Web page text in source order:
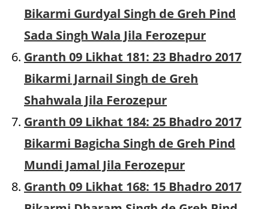
Bikarmi Gurdyal Singh de Greh Pind
Sada Singh Wala Jila Ferozepur
Granth 09 Likhat 181: 23 Bhadro 2017
Bikarmi Jarnail Singh de Greh
Shahwala Jila Ferozepur
Granth 09 Likhat 184: 25 Bhadro 2017
Bikarmi Bagicha Singh de Greh Pind
Mundi Jamal Jila Ferozepur
Granth 09 Likhat 168: 15 Bhadro 2017